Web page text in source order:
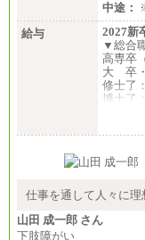
中途：
給与
2027新
▼総合
高専卒
大 卒・
修士了
博士了
で、そ
するこ
▼アソ
仕事を通して人々に理
山田 成一郎 さん
下肢障がい